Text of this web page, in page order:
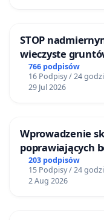
STOP
wieczyste
ogrody działkowe.
766 podpisów
16 Podpisy / 24
29 Jul 2026
Wprowadzenie
poprawiających
Żeromskiego w
203 podpisów
15 Podpisy / 24
2 Aug 2026